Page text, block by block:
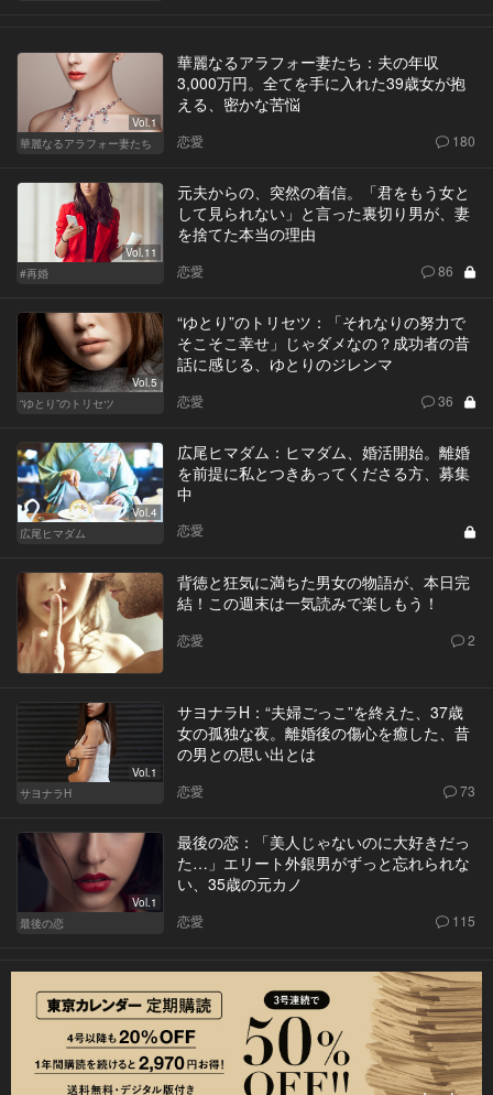
Vol.1
華麗なるアラフォー妻たち
華麗なるアラフォー妻たち：夫の年収
3,000万円。全てを手に入れた39歳女が抱
える、密かな苦悩
恋愛 180
Vol.11
#再婚
元夫からの、突然の着信。「君をもう女と
して見られない」と言った裏切り男が、妻
を捨てた本当の理由
恋愛 86
Vol.5
“ゆとり”のトリセツ
“ゆとり”のトリセツ：「それなりの努力で
そこそこ幸せ」じゃダメなの？成功者の昔
話に感じる、ゆとりのジレンマ
恋愛 36
Vol.4
広尾ヒマダム
広尾ヒマダム：ヒマダム、婚活開始。離婚
を前提に私とつきあってくださる方、募集
中
恋愛
背徳と狂気に満ちた男女の物語が、本日完
結！この週末は一気読みで楽しもう！
恋愛 2
Vol.1
サヨナラH
サヨナラH：“夫婦ごっこ”を終えた、37歳
女の孤独な夜。離婚後の傷心を癒した、昔
の男との思い出とは
恋愛 73
Vol.1
最後の恋
最後の恋：「美人じゃないのに大好きだっ
た…」エリート外銀男がずっと忘れられな
い、35歳の元カノ
恋愛 115